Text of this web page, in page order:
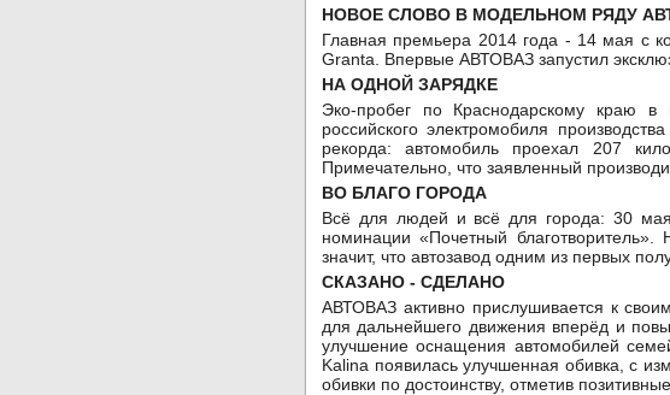
НОВОЕ СЛОВО В МОДЕЛЬНОМ РЯДУ
Главная премьера 2014 года - 14 мая с
Granta. Впервые АВТОВАЗ запустил
НА ОДНОЙ ЗАРЯДКЕ
Эко-пробег по Краснодарскому краю в
российского электромобиля
рекорда: автомобиль проехал 207
Примечательно, что заявленный
ВО БЛАГО ГОРОДА
Всё для людей и всё для города: 30
номинации «Почетный
значит, что автозавод одним из первых
СКАЗАНО - СДЕЛАНО
АВТОВАЗ активно прислушивается к
для дальнейшего движения вперёд и
улучшение оснащения автомобилей
Kalina появилась улучшенная обивка, с
обивки по достоинству, отметив